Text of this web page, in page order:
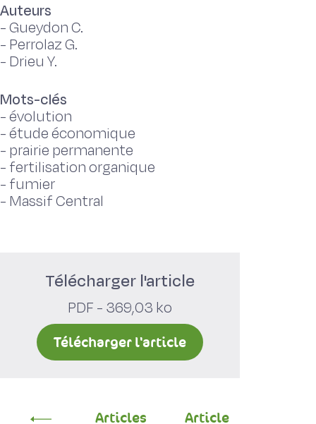
Auteurs
-Gueydon C.
- Perrolaz G.
- Drieu Y.
Mots-clés
-évolution
-étude économique
- prairie permanente
- fertilisation organique
- fumier
- Massif Central
Télécharger l'article
PDF - 369,03 ko
Télécharger l'article
Articles
Article